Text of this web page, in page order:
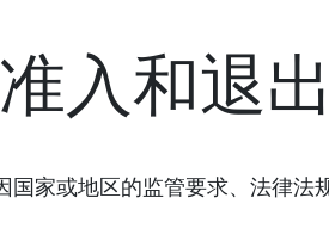
入和退
国家或地区的监管要求、法律